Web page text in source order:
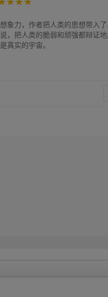
象力，作者把人类的思想带入
，把人类的脆弱和顽强都辩证
真实的宇宙。